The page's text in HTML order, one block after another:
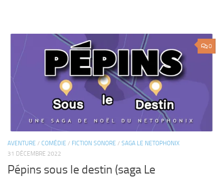
0
AVENTURE / COMÉDIE / FICTION SONORE / SAGA LE NETOPHONIX
31 DÉCEMBRE 2022
Pépins sous le destin (saga Le